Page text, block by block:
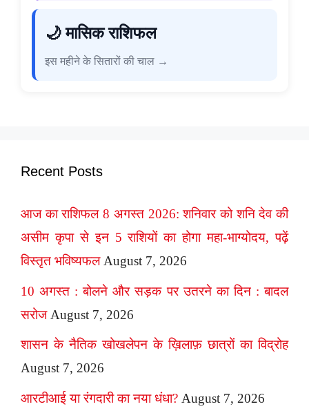
🌙 मासिक राशिफल
इस महीने के सितारों की चाल →
Recent Posts
आज का राशिफल 8 अगस्त 2026: शनिवार को शनि देव की
असीम कृपा से इन 5 राशियों का होगा महा-भाग्योदय, पढ़ें
विस्तृत भविष्यफल August 7, 2026
10 अगस्त : बोलने और सड़क पर उतरने का दिन : बादल
सरोज August 7, 2026
शासन के नैतिक खोखलेपन के ख़िलाफ़ छात्रों का विद्रोह
August 7, 2026
आरटीआई या रंगदारी का नया धंधा? August 7, 2026